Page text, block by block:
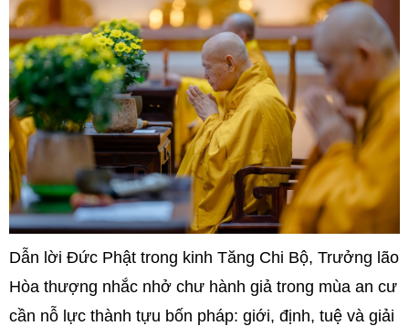
Dẫn lời Đức Phật trong kinh Tăng Chi Bộ, Trưởng lão
Hòa thượng nhắc nhở chư hành giả trong mùa an cư
cần nỗ lực thành tựu bốn pháp: giới, định, tuệ và giải